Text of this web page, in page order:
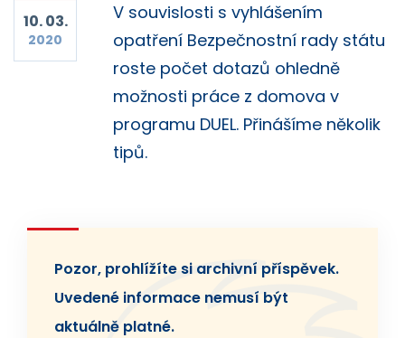
10. 03.
2020
V souvislosti s vyhlášením
opatření Bezpečnostní rady státu
roste počet dotazů ohledně
možnosti práce z domova v
programu DUEL. Přinášíme několik
tipů.
Pozor, prohlížíte si archivní příspěvek.
Uvedené informace nemusí být
aktuálně platné.